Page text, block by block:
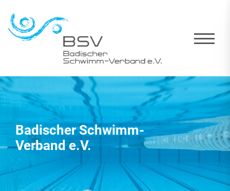
Badischer Schwimm-
Verband e.V.